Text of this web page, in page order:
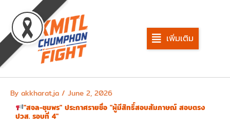
content
เพิ่มเติม
By akkharat.ja / June 2, 2026
"สจล-ชุมพร" ประกาศรายชื่อ "ผู้มีสิทธิ์สอบสัมภาษณ์ สอบตรง
ปวส. รอบที่ 4"